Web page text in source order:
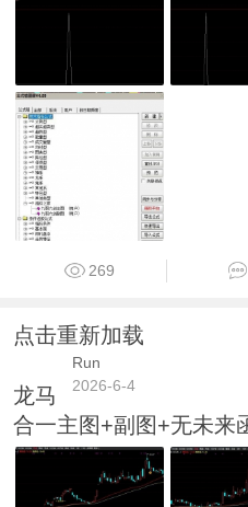
269
点击重新加载
Run
2026-6-4
龙马
合一主图+副图+无未来